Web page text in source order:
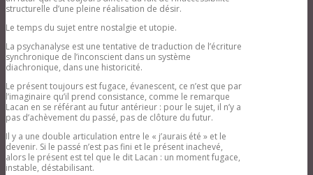
de la logique de l’inconscient
L'(in)actualité de la logique de
Congrès de Paris octobre 2013
L’interprétation, son acte et ses effets
Séminaires: L’interprétation, son acte
et ses effets
Journées et demi-journées 2011/2012:
L’interprétation, son acte et ses effets
Le transfert
Journées demi-journées 2010/2011: Le
transfert
La psychanalyse est-elle encore (dans) de son
temps?
Séminaires 2013/2014: La
structurelle d’une pleine réalisation de désir.
Le temps du sujet entre nostalgie et utopie.
La psychanalyse est une tentative de traduction de l’écriture
synchronique de l’inconscient dans un système
diachronique, dans une historicité.
Le présent toujours est fugace, évanescent, ce n’est que par
l’imaginaire qu’il prend consistance, comme le remarque
Lacan en se référant au futur antérieur : pour le sujet, il n’y a
pas d’achèvement du passé, pas de clôture du futur.
Il y a une double articulation entre le « j’aurais été » et le
devenir. Si le passé n’est pas fini et le présent inachevé,
alors le présent est tel que le dit Lacan : un moment fugace,
instable, déstabilisant.